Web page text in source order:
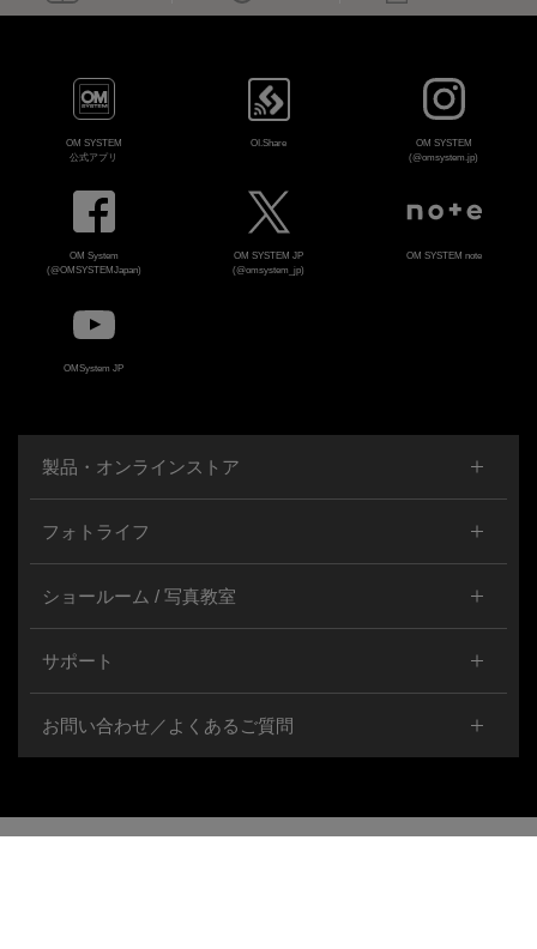
OM SYSTEM
公式アプリ
OI.Share
OM SYSTEM
(@omsystem.jp)
OM System
(@OMSYSTEMJapan)
OM SYSTEM JP
(@omsystem_jp)
OM SYSTEM note
OMSystem JP
製品・オンラインストア
フォトライフ
ショールーム / 写真教室
サポート
お問い合わせ／よくあるご質問